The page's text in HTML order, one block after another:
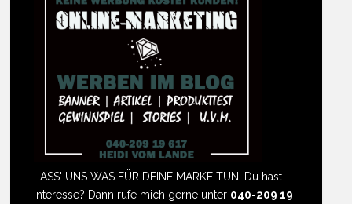
LASS' UNS WAS FÜR DEINE MARKE TUN! Du hast
Interesse? Dann rufe mich gerne unter 040-209 19